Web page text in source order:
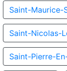
Saint-Maurice-
Saint-Nicolas-
Saint-Pierre-